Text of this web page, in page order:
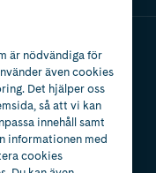
är nödvändiga för
även cookies
Det hjälper oss
så att vi kan
innehåll samt
informationen med
cookies